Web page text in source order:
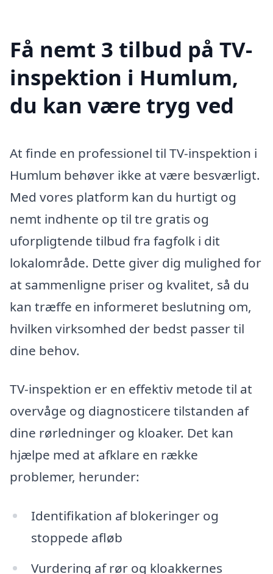
Få nemt 3 tilbud på TV-
inspektion i Humlum,
du kan være tryg ved
At finde en professionel til TV-inspektion i
Humlum behøver ikke at være besværligt.
Med vores platform kan du hurtigt og
nemt indhente op til tre gratis og
uforpligtende tilbud fra fagfolk i dit
lokalområde. Dette giver dig mulighed for
at sammenligne priser og kvalitet, så du
kan træffe en informeret beslutning om,
hvilken virksomhed der bedst passer til
dine behov.
TV-inspektion er en effektiv metode til at
overvåge og diagnosticere tilstanden af
dine rørledninger og kloaker. Det kan
hjælpe med at afklare en række
problemer, herunder:
Identifikation af blokeringer og
stoppede afløb
Vurdering af rør og kloakkernes